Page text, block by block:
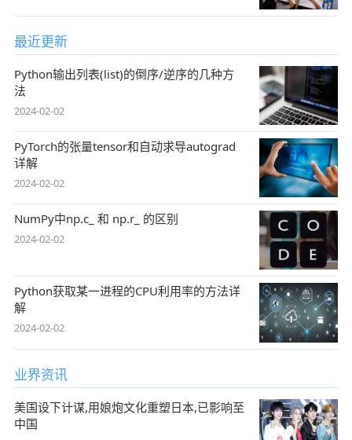
最近更新
Python输出列表(list)的倒序/逆序的几种方
法
2024-02-02
PyTorch的张量tensor和自动求导autograd
详解
2024-02-02
NumPy中np.c_ 和 np.r_ 的区别
2024-02-02
Python获取某一进程的CPU利用率的方法详
解
2024-02-02
业界资讯
美国设下计谋,用娘炮文化重塑日本,已影响至
中国